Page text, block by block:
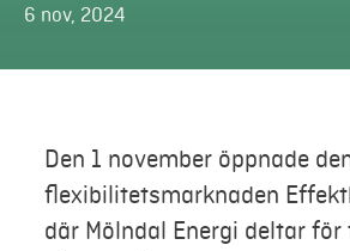
6 nov, 2024
Den 1 november öppnade
flexibilitetsmarknaden
där Mölndal Energi deltar för